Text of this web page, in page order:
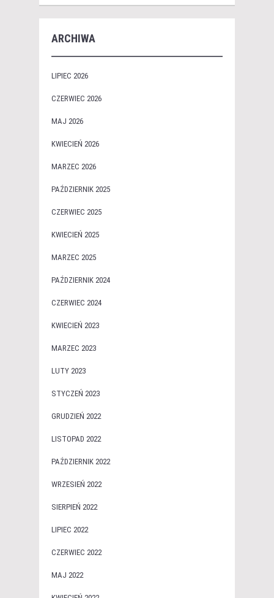
ARCHIWA
LIPIEC 2026
CZERWIEC 2026
MAJ 2026
KWIECIEŃ 2026
MARZEC 2026
PAŹDZIERNIK 2025
CZERWIEC 2025
KWIECIEŃ 2025
MARZEC 2025
PAŹDZIERNIK 2024
CZERWIEC 2024
KWIECIEŃ 2023
MARZEC 2023
LUTY 2023
STYCZEŃ 2023
GRUDZIEŃ 2022
LISTOPAD 2022
PAŹDZIERNIK 2022
WRZESIEŃ 2022
SIERPIEŃ 2022
LIPIEC 2022
CZERWIEC 2022
MAJ 2022